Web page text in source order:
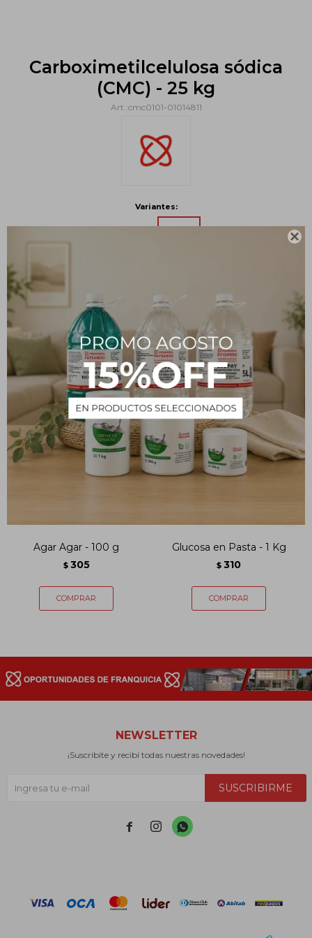

Carboximetilcelulosa sódica
(CMC) - 25 kg
cmc0101-01014811
Variantes:
PRODUCTOS QUE TE PUEDEN INTERESAR
Agar Agar - 100 g
$ 305
Glucosa en Pasta - 1 Kg
$ 310
NEWSLETTER
¡Suscribite y recibí todas nuestras novedades!
SUSCRIBIRME
  